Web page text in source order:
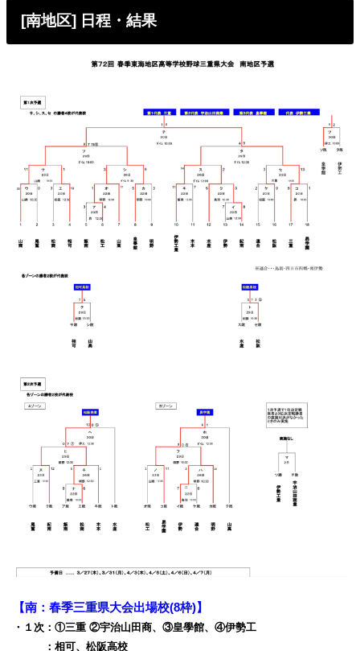
[南地区] 日程・結果
【南：春季三重県大会出場校(8枠)】
・１次：①三重 ②宇治山田商、③皇學館、④伊勢工
：相可、松阪高校